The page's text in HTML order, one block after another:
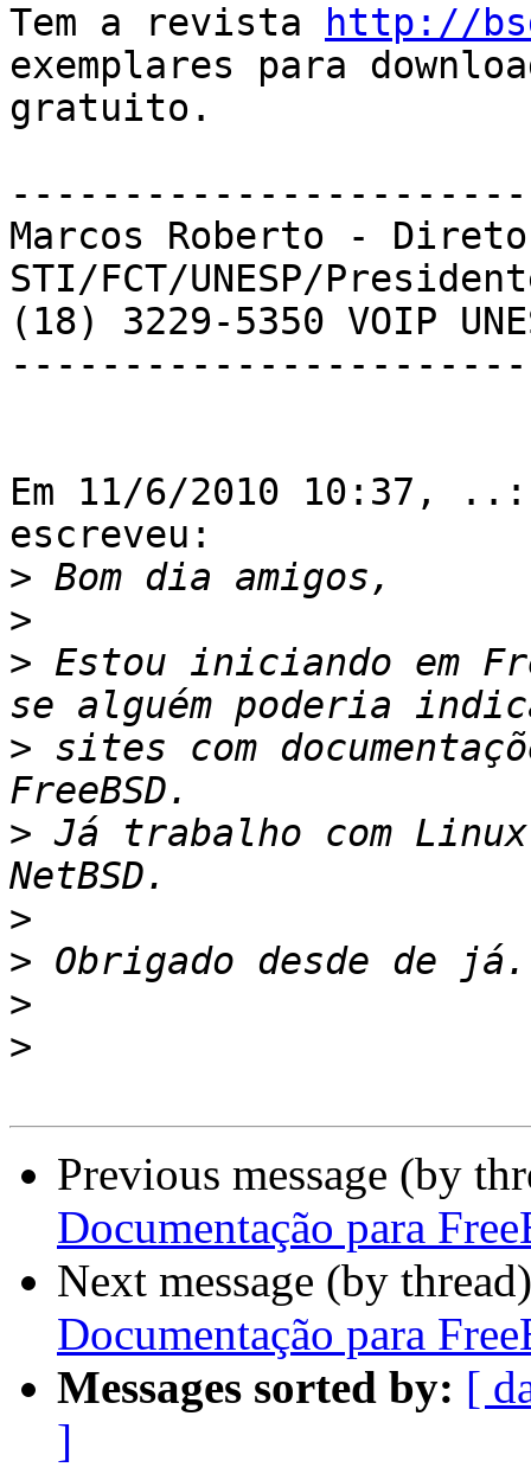
Tem a revista
http://
exemplares para
gratuito.
Marcos Roberto -
STI/FCT/UNESP/
(18) 3229-5350 VOIP
Em 11/6/2010
escreveu:
>
>
> Estou iniciando em
> sites com
> Já trabalho com
>
>
>
>
Previous message (by
Documentação para
Next message (by
Documentação para
Messages sorted by: [
]